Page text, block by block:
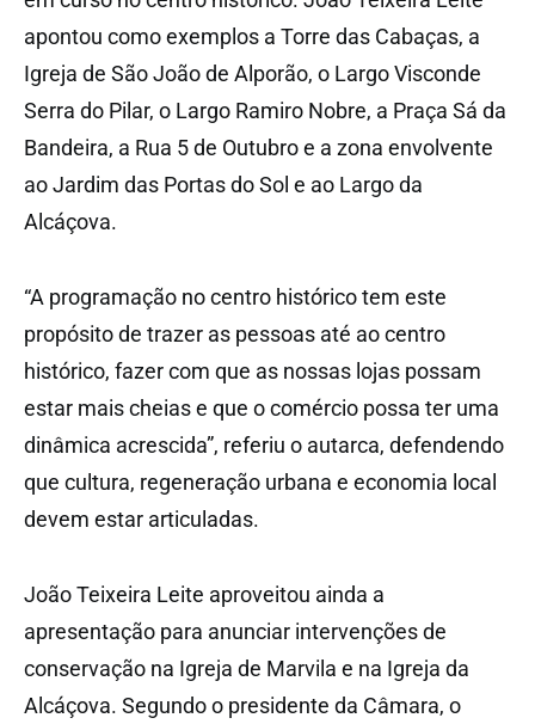
apontou como exemplos a Torre das Cabaças, a
Igreja de São João de Alporão, o Largo Visconde
Serra do Pilar, o Largo Ramiro Nobre, a Praça Sá da
Bandeira, a Rua 5 de Outubro e a zona envolvente
ao Jardim das Portas do Sol e ao Largo da
Alcáçova.
“A programação no centro histórico tem este
propósito de trazer as pessoas até ao centro
histórico, fazer com que as nossas lojas possam
estar mais cheias e que o comércio possa ter uma
dinâmica acrescida”, referiu o autarca, defendendo
que cultura, regeneração urbana e economia local
devem estar articuladas.
João Teixeira Leite aproveitou ainda a
apresentação para anunciar intervenções de
conservação na Igreja de Marvila e na Igreja da
Alcáçova. Segundo o presidente da Câmara, o